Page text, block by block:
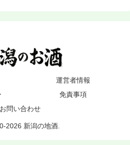
運営者情報
免責事項
お問い合わせ
2026 新潟の地酒.